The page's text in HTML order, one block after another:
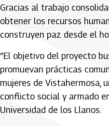
Gracias al trabajo
obtener los recursos
construyen paz desde el
“El objetivo del proyecto
promuevan prácticas
mujeres de Vistahermosa,
conflicto social y armado
Universidad de los Llanos.